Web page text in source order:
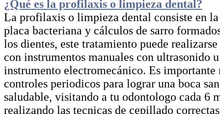
¿Qué es la profilaxis o limpieza dental?
La profilaxis o limpieza dental consiste en
placa bacteriana y cálculos de sarro
los dientes, este tratamiento puede realizarse
con instrumentos manuales con ultrasonido
instrumento electromecánico. Es importante
controles periodicos para lograr una boca
saludable, visitando a tu odontologo cada 6
realizando las tecnicas de cepillado